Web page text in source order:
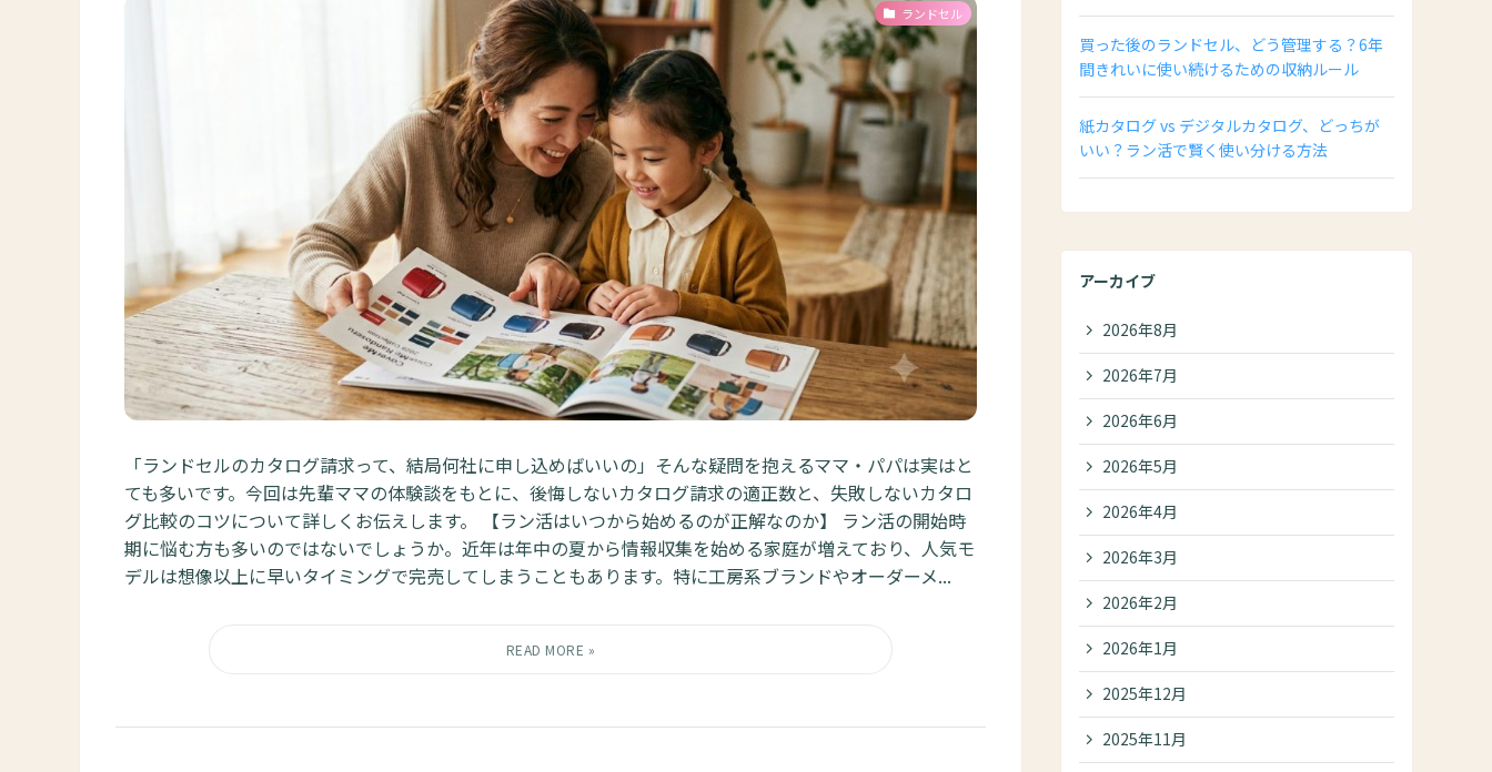
ランドセル
「ランドセルのカタログ請求って、結局何社に申し込めばいいの」そんな疑問を抱えるママ・パパは実はと
ても多いです。今回は先輩ママの体験談をもとに、後悔しないカタログ請求の適正数と、失敗しないカタロ
グ比較のコツについて詳しくお伝えします。 【ラン活はいつから始めるのが正解なのか】 ラン活の開始時
期に悩む方も多いのではないでしょうか。近年は年中の夏から情報収集を始める家庭が増えており、人気モ
デルは想像以上に早いタイミングで完売してしまうこともあります。特に工房系ブランドやオーダーメ...
買った後のランドセル、どう管理する？6年
間きれいに使い続けるための収納ルール
紙カタログ vs デジタルカタログ、どっちが
いい？ラン活で賢く使い分ける方法
アーカイブ
2026年8月
2026年7月
2026年6月
2026年5月
2026年4月
2026年3月
2026年2月
2026年1月
2025年12月
2025年11月